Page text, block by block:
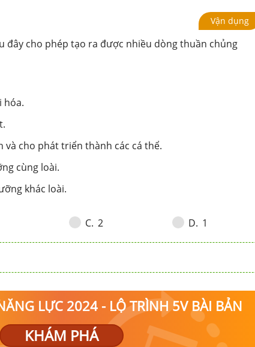
và cho phát triển
(5) Dung hợp 2 tế bào
loài. (6) Dung hợp hai
khác loài.
Vận dụng
đây cho phép tạo ra được nhiều dòng thuần chủng
hóa.
và cho phát triển thành các cá thể.
cùng loài.
khác loài.
C. 2 D. 1
LỰC 2024 - LỘ TRÌNH 5V BÀI BẢN
KHÁM PHÁ